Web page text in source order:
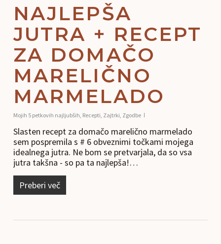
NAJLEPŠA
JUTRA + RECEPT
ZA DOMAČO
MARELIČNO
MARMELADO
Mojih 5 petkovih najljubših, Recepti, Zajtrki, Zgodbe
Slasten recept za domačo marelično marmelado
sem pospremila s # 6 obveznimi točkami mojega
idealnega jutra. Ne bom se pretvarjala, da so vsa
jutra takšna - so pa ta najlepša!…
Preberi več